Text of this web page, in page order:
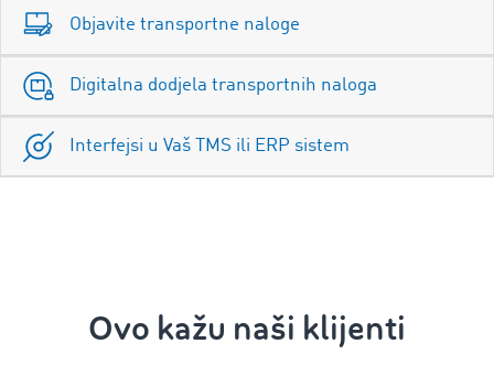
Objavite transportne naloge
Digitalna dodjela transportnih naloga
Interfejsi u Vaš TMS ili ERP sistem
Ovo kažu naši klijenti